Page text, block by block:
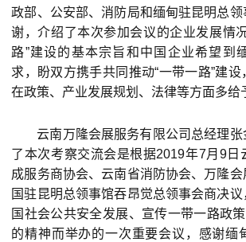
政部、公安部、消防局和缅甸驻昆明总
谢，介绍了本次参加会议的企业发展情
路”建设的基本宗旨和中国企业希望到
求，盼双方携手共同推动“一带一路”建
在政策、产业发展规划、法律等方面多给
云南万隆会展服务有限公司总经理
了本次考察交流会是根据2019年7月9日
成服务商协会、云南省消防协会、万隆
国驻昆明总领事馆吞昂觉总领事会商决
国社会公共安全发展、宣传一带一路政
的精神而举办的一次重要会议，感谢缅